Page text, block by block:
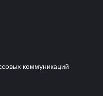
коммуникаций